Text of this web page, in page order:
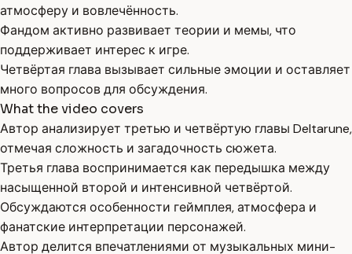
атмосферу и вовлечённость.
Фандом активно развивает теории и мемы, что
поддерживает интерес к игре.
Четвёртая глава вызывает сильные эмоции и оставляет
много вопросов для обсуждения.
What the video covers
Автор анализирует третью и четвёртую главы Deltarune,
отмечая сложность и загадочность сюжета.
Третья глава воспринимается как передышка между
насыщенной второй и интенсивной четвёртой.
Обсуждаются особенности геймплея, атмосфера и
фанатские интерпретации персонажей.
Автор делится впечатлениями от музыкальных мини-